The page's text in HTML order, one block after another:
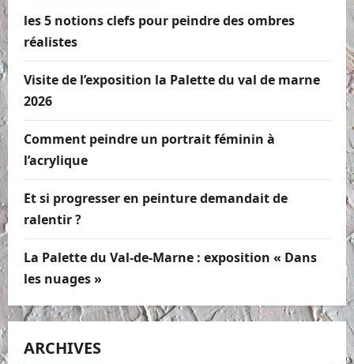
les 5 notions clefs pour peindre des ombres
réalistes
Visite de l’exposition la Palette du val de marne
2026
Comment peindre un portrait féminin à
l’acrylique
Et si progresser en peinture demandait de
ralentir ?
La Palette du Val-de-Marne : exposition « Dans
les nuages »
ARCHIVES